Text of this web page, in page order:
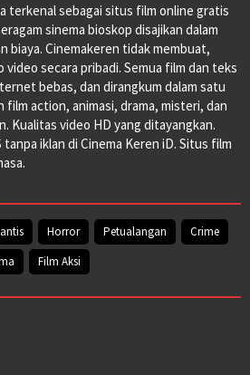
terkenal sebagai situs film online gratis
sinema bioskop disajikan dalam
biaya. Cinemakeren tidak membuat,
secara pribadi. Semua film dan teks
bebas, dan dirangkum dalam satu
action, animasi, drama, misteri, dan
Kualitas video HD yang ditayangkan.
iklan di Cinema Keren iD. Situs film
Horror Petualangan
Crime
Film Aksi